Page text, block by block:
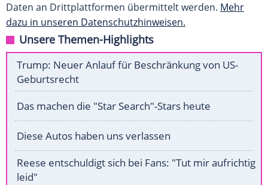
Daten an Drittplattformen übermittelt werden. Mehr
dazu in unseren Datenschutzhinweisen.
Unsere Themen-Highlights
Trump: Neuer Anlauf für Beschränkung von US-
Geburtsrecht
Das machen die "Star Search"-Stars heute
Diese Autos haben uns verlassen
Reese entschuldigt sich bei Fans: "Tut mir aufrichtig
leid"